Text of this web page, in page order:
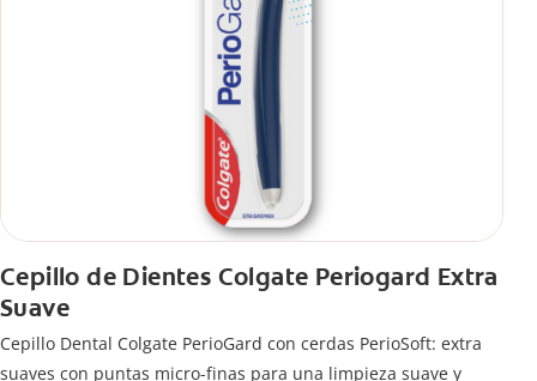
Cepillo de Dientes Colgate Periogard Extra
Suave
Cepillo Dental Colgate PerioGard con cerdas PerioSoft: extra
suaves con puntas micro-finas para una limpieza suave y